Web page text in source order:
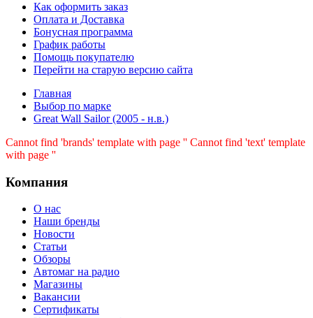
Как оформить заказ
Оплата и Доставка
Бонусная программа
График работы
Помощь покупателю
Перейти на старую версию сайта
Главная
Выбор по марке
Great Wall Sailor (2005 - н.в.)
Cannot find 'brands' template with page '' Cannot find 'text' template
with page ''
Компания
О нас
Наши бренды
Новости
Статьи
Обзоры
Автомаг на радио
Магазины
Вакансии
Сертификаты